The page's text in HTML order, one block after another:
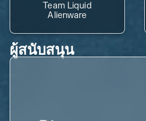
Team Liquid
Alienware
ผู้สนับสนุน